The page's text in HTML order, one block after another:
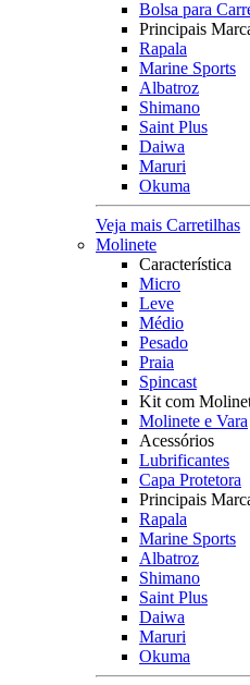
Bolsa para
Principais
Rapala
Marine Sports
Albatroz
Shimano
Saint Plus
Daiwa
Maruri
Okuma
Veja mais Carretilhas
Molinete
Característica
Micro
Leve
Médio
Pesado
Praia
Spincast
Kit com
Molinete e Vara
Acessórios
Lubrificantes
Capa Protetora
Principais
Rapala
Marine Sports
Albatroz
Shimano
Saint Plus
Daiwa
Maruri
Okuma